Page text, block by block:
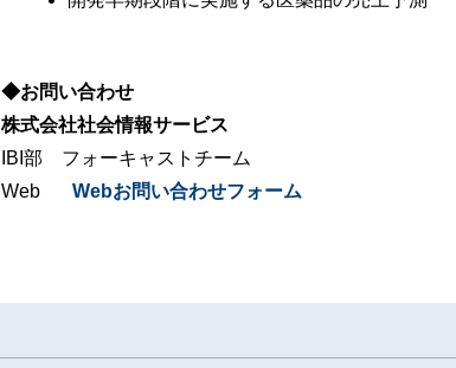
◆お問い合わせ
株式会社社会情報サービス
IBI部 フォーキャストチーム
Web
Webお問い合わせフォーム